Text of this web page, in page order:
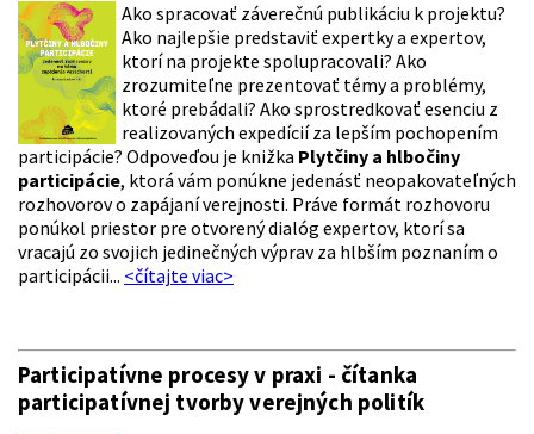
Ako spracovať záverečnú publikáciu k projektu?
Ako najlepšie predstaviť expertky a expertov,
ktorí na projekte spolupracovali? Ako
zrozumiteľne prezentovať témy a problémy,
ktoré prebádali? Ako sprostredkovať esenciu z
realizovaných expedícií za lepším pochopením
participácie? Odpoveďou je knižka Plytčiny a hlbočiny
participácie, ktorá vám ponúkne jedenásť neopakovateľných
rozhovorov o zapájaní verejnosti. Práve formát rozhovoru
ponúkol priestor pre otvorený dialóg expertov, ktorí sa
vracajú zo svojich jedinečných výprav za hlbším poznaním o
participácii... <čítajte viac>
Participatívne procesy v praxi - čítanka
participatívnej tvorby verejných politík